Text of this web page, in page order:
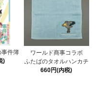
件簿
)
ワールド商事コラボ
ふたばのタオルハンカチ
660円(内税)